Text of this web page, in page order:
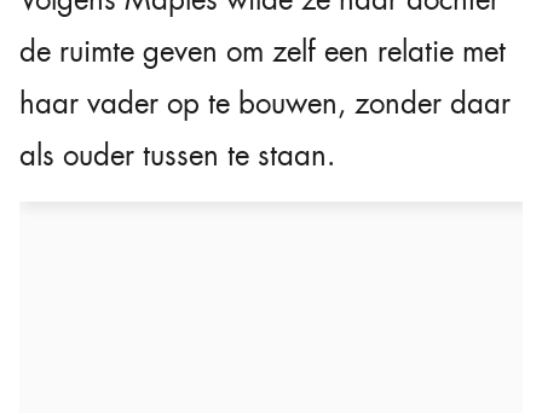
de ruimte geven om zelf een relatie met
haar vader op te bouwen, zonder daar
als ouder tussen te staan.